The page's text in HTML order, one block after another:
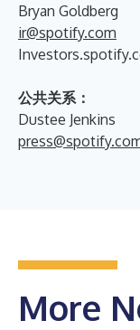
Bryan Goldberg
ir@spotify.com
公共关系：
Dustee Jenkins
More